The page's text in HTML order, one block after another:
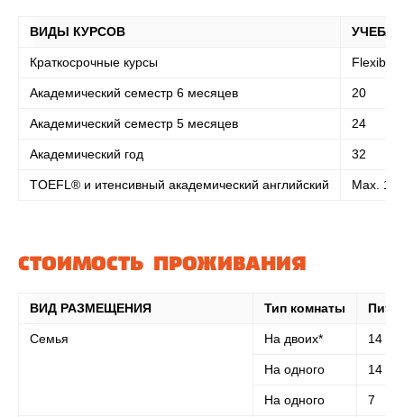
ВИДЫ КУРСОВ УЧЕБА
Краткосрочные курсы Flexible
Академический семестр 6 месяцев 20
Академический семестр 5 месяцев 24
Академический год 32
TOEFL® и итенсивный академический английский Max. 16
СТОИМОСТЬ ПРОЖИВАНИЯ
ВИД РАЗМЕЩЕНИЯ Тип комнаты
Семья На двоих* 14
На одного 14
На одного 7